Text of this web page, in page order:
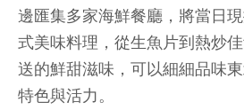
邊匯集多家海鮮餐廳，將當日
式美味料理，從生魚片到熱炒
送的鮮甜滋味，可以細細品味
特色與活力。